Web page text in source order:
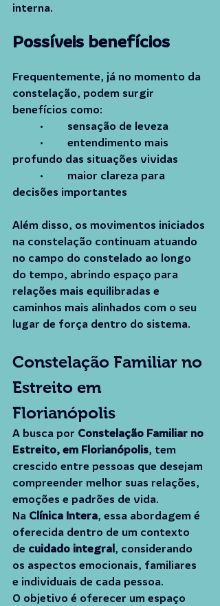
interna.
Possíveis benefícios
Frequentemente, já no momento da
constelação, podem surgir
benefícios como:
	•	sensação de leveza
profundo das situações vividas
decisões importantes
Além disso, os movimentos iniciados
na constelação continuam atuando
no campo do constelado ao longo
do tempo, abrindo espaço para
relações mais equilibradas e
caminhos mais alinhados com o seu
lugar de força dentro do sistema.
Constelação Familiar no
Estreito em
Florianópolis
A busca por Constelação Familiar no
Estreito, em Florianópolis, tem
crescido entre pessoas que desejam
compreender melhor suas relações,
emoções e padrões de vida.
Na Clínica Intera, essa abordagem é
oferecida dentro de um contexto
de cuidado integral, considerando
os aspectos emocionais, familiares
e individuais de cada pessoa.
O objetivo é oferecer um espaço